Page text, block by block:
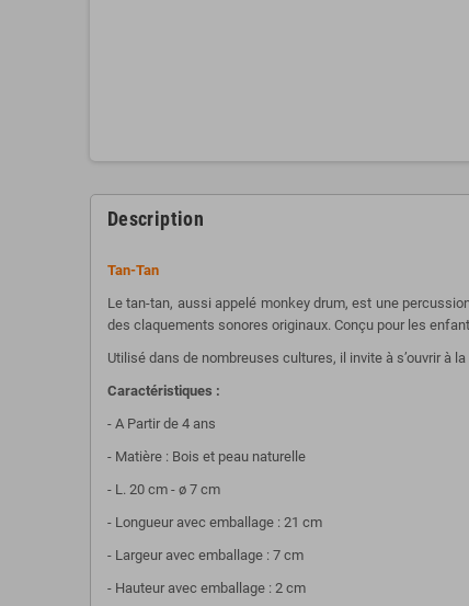
Description
Tan-Tan
Le tan-tan, aussi appelé monkey drum, est une
des claquements sonores originaux. Conçu pour les
Utilisé dans de nombreuses cultures, il invite à s’ouvrir à
Caractéristiques :
- A Partir de 4 ans
- Matière : Bois et peau naturelle
- L. 20 cm - ø 7 cm
- Longueur avec emballage : 21 cm
- Largeur avec emballage : 7 cm
- Hauteur avec emballage : 2 cm